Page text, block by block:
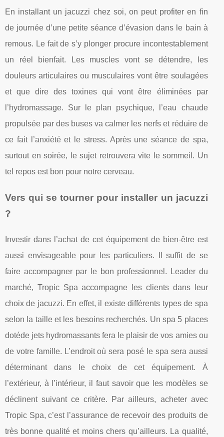
En installant un jacuzzi chez soi, on peut profiter en fin
de journée d’une petite séance d’évasion dans le bain à
remous. Le fait de s’y plonger procure incontestablement
un réel bienfait. Les muscles vont se détendre, les
douleurs articulaires ou musculaires vont être soulagées
et que dire des toxines qui vont être éliminées par
l’hydromassage. Sur le plan psychique, l’eau chaude
propulsée par des buses va calmer les nerfs et réduire de
ce fait l’anxiété et le stress. Après une séance de spa,
surtout en soirée, le sujet retrouvera vite le sommeil. Un
tel repos est bon pour notre cerveau.
Vers qui se tourner pour installer un jacuzzi
?
Investir dans l’achat de cet équipement de bien-être est
aussi envisageable pour les particuliers. Il suffit de se
faire accompagner par le bon professionnel. Leader du
marché, Tropic Spa accompagne les clients dans leur
choix de jacuzzi. En effet, il existe différents types de spa
selon la taille et les besoins recherchés. Un spa 5 places
dotéde jets hydromassants fera le plaisir de vos amies ou
de votre famille. L’endroit où sera posé le spa sera aussi
déterminant dans le choix de cet équipement. À
l’extérieur, à l’intérieur, il faut savoir que les modèles se
déclinent suivant ce critère. Par ailleurs, acheter avec
Tropic Spa, c’est l’assurance de recevoir des produits de
très bonne qualité et moins chers qu’ailleurs. La qualité,